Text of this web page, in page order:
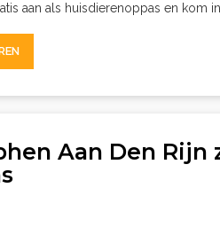
aan als huisdierenoppas en kom
Aan Den Rijn